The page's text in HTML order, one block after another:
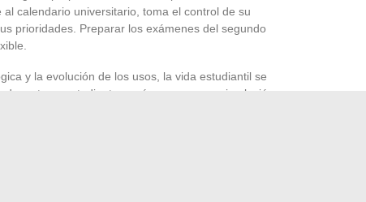
calendario universitario, toma el control de su
prioridades. Preparar los exámenes del segundo
y la evolución de los usos, la vida estudiantil se
y estudiantes, así como en una circulación